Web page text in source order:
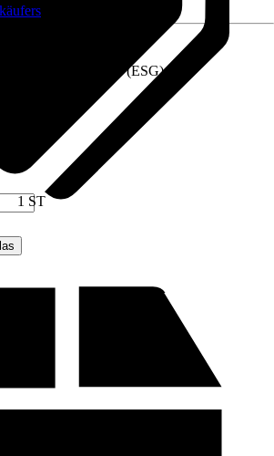
Sicherheitsglas (ESG)
1 ST